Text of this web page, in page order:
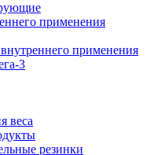
применения
применения
3
веса
резинки